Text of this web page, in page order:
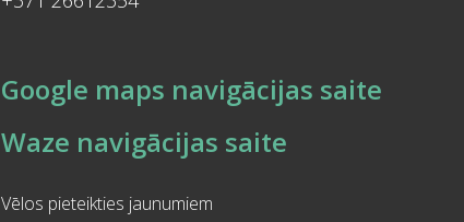
Google maps navigācijas saite
Waze navigācijas saite
Vēlos pieteikties jaunumiem